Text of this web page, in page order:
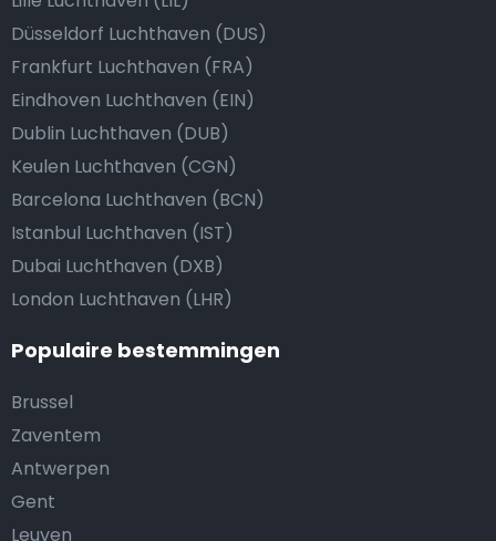
Düsseldorf Luchthaven (DUS)
Frankfurt Luchthaven (FRA)
Eindhoven Luchthaven (EIN)
Dublin Luchthaven (DUB)
Keulen Luchthaven (CGN)
Barcelona Luchthaven (BCN)
Istanbul Luchthaven (IST)
Dubai Luchthaven (DXB)
London Luchthaven (LHR)
Populaire bestemmingen
Brussel
Zaventem
Antwerpen
Gent
Leuven